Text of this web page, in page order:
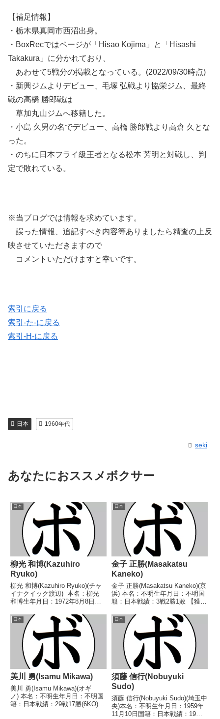
【補足情報】
・栃木県真岡市西沼出身。
・BoxRecではページが「Hisao Kojima」と「Hisashi
Takakura」に分かれており、
あわせて5戦分の掲載となっている。(2022/09/30時点)
・新興ジムよりデビュー、毛塚 弘戦より協栄ジム、最終
戦の高橋 勝郎戦は
草加丸山ジムへ移籍した。
・小島 久男の名でデビュー、高橋 勝郎戦より高倉 久とな
った。
・のちに日本フライ級王者となる松本 芳明と対戦し、判
定で敗れている。
※当ブログでは情報を求めています。
誤った情報、追記すべき内容等ありましたら精査の上反
映させていただきますので
コメントいただけますと幸いです。
索引に戻る
索引-た-に戻る
索引-H-に戻る
日本 1960年代
seki
あなたにおススメボクサー
日本
柳光 和博(Kazuhiro
Ryuko)
柳光 和博(Kazuhiro Ryuko)(チャ
イナクイック渡辺) 本名：柳光
和博生年月日：1972年8月8日国
敗3分 【獲得タイトル】1990年
度国体少年の部フライ級優勝(ア
マチュア)1996年...
日本
金子 正勝(Masakatsu
Kaneko)
金子 正勝(Masakatsu Kaneko)(京
浜) 本名：不明生年月日：不明国
籍：日本戦績：3戦2勝1敗 【獲得
1956/08/27 ○4RTKO 田島 定
男(革新)1956/10/16 ●4R判定 (採
点不明)...
日本
美川 勇(Isamu Mikawa)
美川 勇(Isamu Mikawa)(オギ
ノ) 本名：不明生年月日：不明国
籍：日本戦績：29戦17勝(6KO)9
日本
須藤 信行(Nobuyuki
Sudo)
須藤 信行(Nobuyuki Sudo)(埼玉中
央)本名：不明生年月日：1959年
11月10日国籍：日本戦績：19戦7